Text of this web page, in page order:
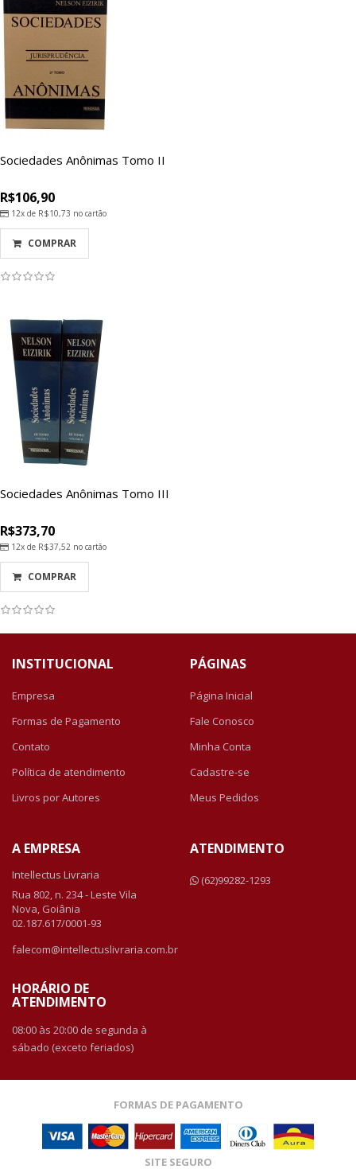
Sociedades Anônimas Tomo II
R$106,90
12x de R$10,73 no cartão
COMPRAR
Sociedades Anônimas Tomo III
R$373,70
12x de R$37,52 no cartão
COMPRAR
INSTITUCIONAL
Empresa
Formas de Pagamento
Contato
Política de atendimento
Livros por Autores
PÁGINAS
Página Inicial
Fale Conosco
Minha Conta
Cadastre-se
Meus Pedidos
A EMPRESA
Intellectus Livraria
Rua 802, n. 234 - Leste Vila
Nova, Goiânia
02.187.617/0001-93
falecom@intellectuslivraria.com.br
HORÁRIO DE
ATENDIMENTO
08:00 às 20:00 de segunda à
sábado (exceto feriados)
ATENDIMENTO
(62)99282-1293
FORMAS DE PAGAMENTO
SITE SEGURO